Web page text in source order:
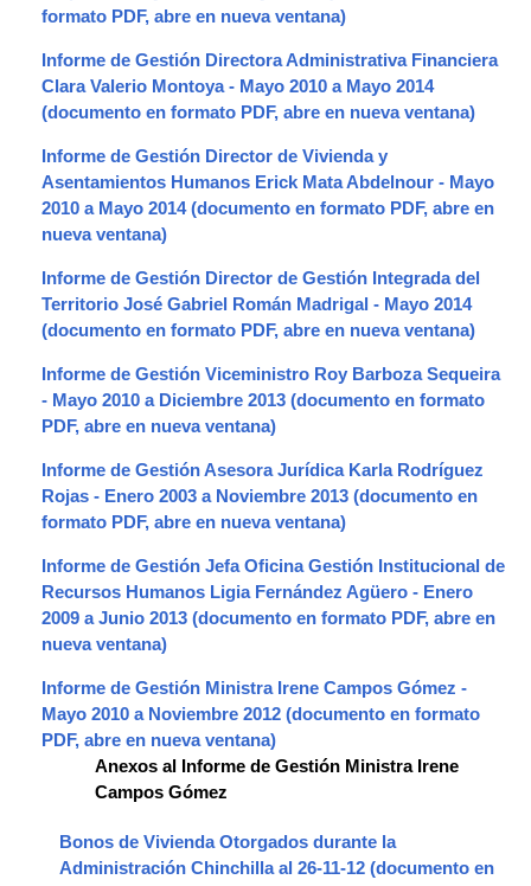
Informe de Gestión Directora Administrativa Financiera
Clara Valerio Montoya - Mayo 2010 a Mayo 2014
Informe de Gestión Director de Vivienda y
Asentamientos Humanos Erick Mata Abdelnour - Mayo
2010 a Mayo 2014
Informe de Gestión Director de Gestión Integrada del
Territorio José Gabriel Román Madrigal - Mayo 2014
Informe de Gestión Viceministro Roy Barboza Sequeira
- Mayo 2010 a Diciembre 2013
Informe de Gestión Asesora Jurídica Karla Rodríguez
Rojas - Enero 2003 a Noviembre 2013
Informe de Gestión Jefa Oficina Gestión Institucional de
Recursos Humanos Ligia Fernández Agüero - Enero
2009 a Junio 2013
Informe de Gestión Ministra Irene Campos Gómez -
Mayo 2010 a Noviembre 2012
Anexos al Informe de Gestión Ministra Irene
Campos Gómez
Bonos de Vivienda Otorgados durante la
Administración Chinchilla al 26-11-12